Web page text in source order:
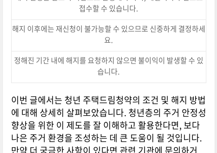
접수할 수 있습니다.
해지 이후에는 재신청이 불가능할 수 있으므로 신중하게 결정하세
요.
정해진 기간 내에 해지를 요청하지 않으면 불이익이 발생할 수 있
습니다.
이번 글에서는 청년 주택드림청약의 조건 및 해지 방법
에 대해 상세히 살펴보았습니다. 청년층의 주거 안정성
향상을 위한 이 제도를 잘 이해하고 활용한다면, 보다
나은 주거 환경을 조성하는 데 큰 도움이 될 것입니다.